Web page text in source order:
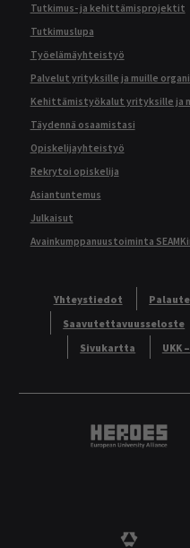
Tutkimus- ja kehittämisprojektit
Tutkimuslupa
Työelämäyhteistyö
Palvelut yrityksille ja muille
Kehittämistyökalut yrityksille ja
Täydennä osaamistasi
Opiskelijayhteistyö
Rekrytoi opiskelija
Asiantuntemus
Julkaisut
Avainkumppanuustoiminta
Yhteystiedot Palaute
Saavutettavuusseloste
Sivukartta
UKK
Heroes